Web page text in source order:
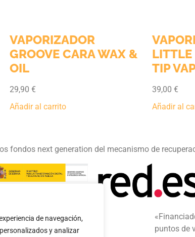
de navegación,
y analizar
VAPORIZADOR
GROOVE CARA WAX &
OIL
29,90 €
Añadir al carrito
LITTLE
TIP
39,00 €
Añadir al
fondos next generation del mecanismo de
puntos de